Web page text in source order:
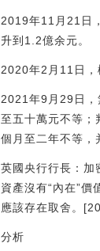
2019年11月21日
升到1.2億余元。
2020年2月11日，
2021年9月29日，
至五十萬元不等；
個月至二年不等，
英國央行行長：加
資產沒有“內在”
應該存在取舍。
分析